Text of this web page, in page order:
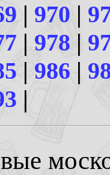
| 970|
| 978 |
| 986|
|